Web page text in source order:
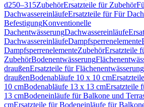
d250–315ZubehörErsatzteile für Zubehör
DachwassereinläufeErsatzteile für Für
BefestigungKonventionelle
DachentwässerungDachwassereinläufe
DachwassereinläufeDampfsperrenelemente
DampfsperrenelementeZubehörErsatzteile
ZubehörBodenentwässerung
draußenErsatzteile für
draußenBodenabläufe 10 x 10 cm
10 cmBodenabläufe 13 x 13 cmErsatzteile
13 cmBodeneinläufe für Balkone und
cmErsatzteile für Bodeneinläufe für